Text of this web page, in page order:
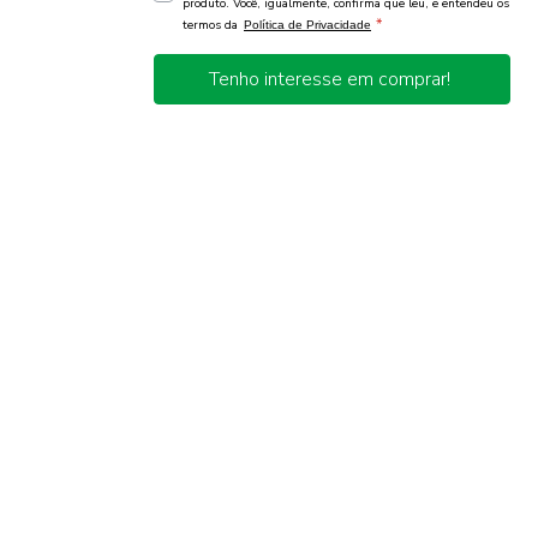
produto. Você, igualmente, confirma que leu, e entendeu os
termos da Política de Privacidade *
Tenho interesse em comprar!